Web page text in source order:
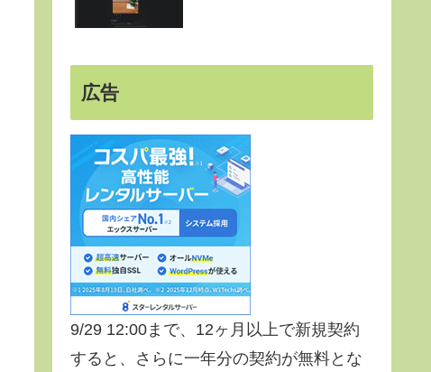
広告
9/29 12:00まで、12ヶ月以上で新規契約
すると、さらに一年分の契約が無料とな